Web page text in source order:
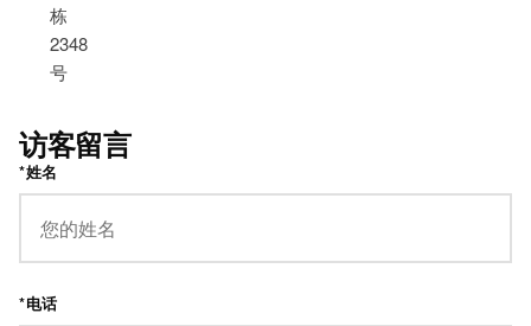
栋
2348
号
访客留言
*姓名
*电话